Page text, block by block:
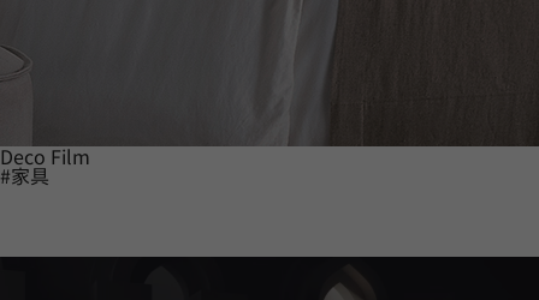
Deco Film
#家具